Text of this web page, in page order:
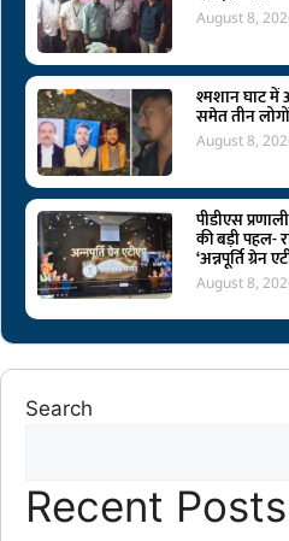
August 8,
श्मशान घाट में
समेत तीन
August 8,
पीडीएस
की बड़ी पहल-
‘अन्नपूर्ति ग्रेन
August 8,
Search
Recent Posts